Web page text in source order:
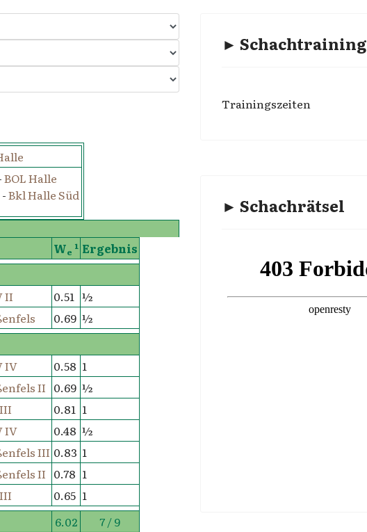
BOL Halle
-Bkl Halle Süd
We ¹ Ergebnis
II 0.51 ½
0.69 ½
IV 0.58 1
II 0.69 ½
0.81 1
IV 0.48 ½
III 0.83 1
II 0.78 1
0.65 1
6.02
7 / 9
► Schachtraining
Trainingszeiten
► Schachrätsel